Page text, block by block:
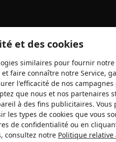
et des cookies
similaires pour fournir
faire connaître notre Service,
l'efficacité de nos
que nous et nos partenaires
à des fins publicitaires. Vous
les types de cookies que vous
de confidentialité ou en
consultez notre Politique relative